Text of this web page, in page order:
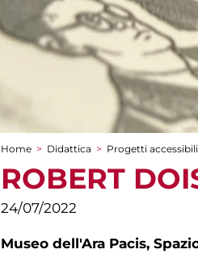
Tu sei qui
Home > Didattica > Progetti accessibili
ROBERT
24/07/2022
Museo dell'Ara Pacis,